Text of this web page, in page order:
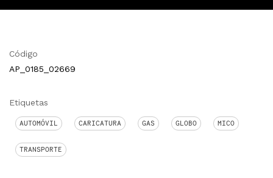
Código
AP_0185_02669
Etiquetas
AUTOMÓVIL CARICATURA GAS GLOBO MICO
TRANSPORTE